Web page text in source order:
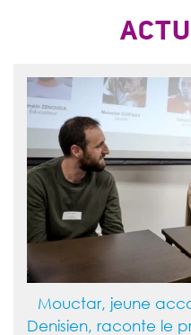
Mouctar, jeune
Denisien, raconte le